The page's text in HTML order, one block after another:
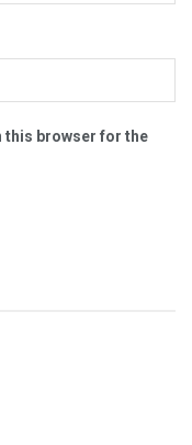
this browser for the